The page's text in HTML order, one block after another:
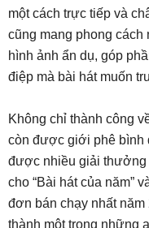
một cách trực tiếp và
cũng mang phong cách
hình ảnh ẩn dụ, góp
điệp mà bài hát muốn
Không chỉ thành công
còn được giới phê bình
được nhiều giải thưởng
cho “Bài hát của năm”
đơn bán chạy nhất
thành một trong những